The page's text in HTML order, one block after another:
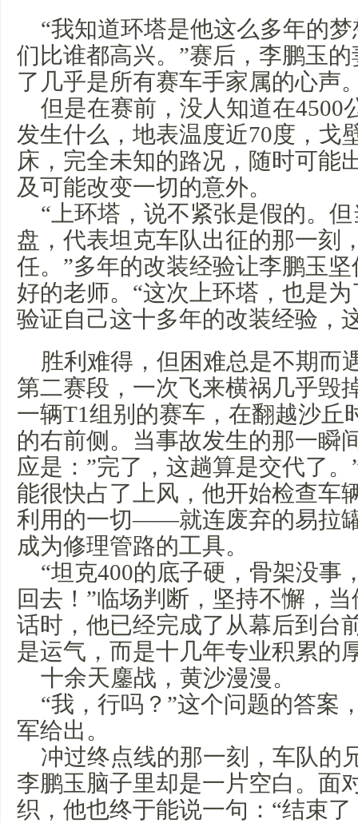
“我知道环塔是他这么多年的
们比谁都高兴。”赛后，李鹏玉
了几乎是所有赛车手家属的心声
但是在赛前，没人知道在4500
发生什么，地表温度近70度，戈
床，完全未知的路况，随时可能
及可能改变一切的意外。
“上环塔，说不紧张是假的。
盘，代表坦克车队出征的那一刻
任。”多年的改装经验让李鹏玉
好的老师。“这次上环塔，也是
验证自己这十多年的改装经验，
胜利难得，但困难总是不期而
第二赛段，一次飞来横祸几乎毁
一辆T1组别的赛车，在翻越沙丘
的右前侧。当事故发生的那一瞬
应是：”完了，这趟算是交代了
能很快占了上风，他开始检查车
利用的一切——就连废弃的易拉
成为修理管路的工具。
“坦克400的底子硬，骨架没事
回去！”临场判断，坚持不懈，
话时，他已经完成了从幕后到台
是运气，而是十几年专业积累的
十余天鏖战，黄沙漫漫。
“我，行吗？”这个问题的答案
军给出。
冲过终点线的那一刻，车队的
李鹏玉脑子里却是一片空白。面
织，他也终于能说一句：“结束